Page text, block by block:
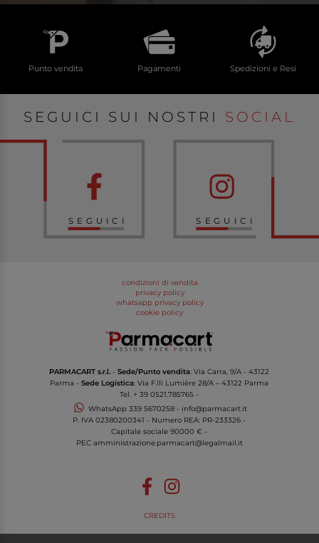
Punto vendita Pagamenti Spedizioni e Resi
SEGUICI SUI NOSTRI SOCIAL
SEGUICI SEGUICI
condizioni di vendita
privacy policy
whatsapp privacy policy
cookie policy
PARMACART s.r.l. -Sede/Punto vendita: Via Carra, 9/A - 43122
Parma -Sede Logistica: Via F.lli Lumière 28/A – 43122 Parma
Tel. + 39 0521.785765 -
WhatsApp 339 5670258- info@parmacart.it
P. IVA02380200341 - Numero REA: PR-233326 -
Capitale sociale 90000 € -
PEC amministrazione.parmacart@legalmail.it
CREDITS